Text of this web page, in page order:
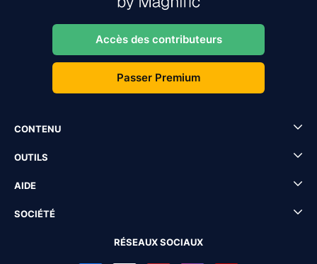
Accès des contributeurs
Passer Premium
CONTENU
OUTILS
AIDE
SOCIÉTÉ
RÉSEAUX SOCIAUX